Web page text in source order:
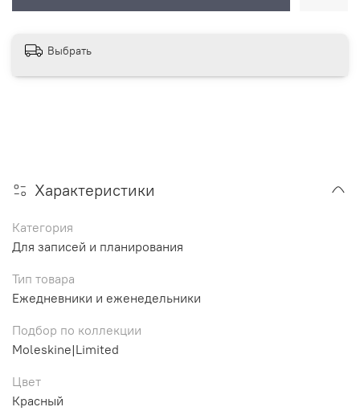
Выбрать
Характеристики
Категория
Для записей и планирования
Тип товара
Ежедневники и еженедельники
Подбор по коллекции
Moleskine|Limited
Цвет
Красный